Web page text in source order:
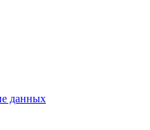
данных